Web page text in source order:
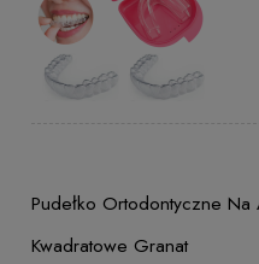
Pudełko Ortodontyczne Na
Kwadratowe Granat